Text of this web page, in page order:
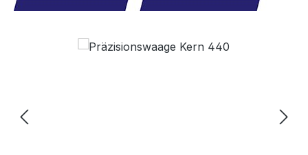
Bildergalerie überspringen